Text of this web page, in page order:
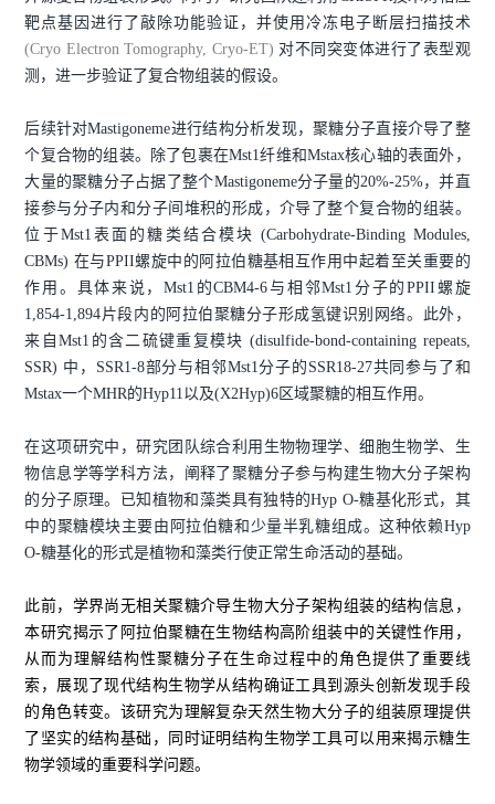
靶点基因进行了敲除功能验证，并使用冷冻电子断层扫描技术
(Cryo Electron Tomography, Cryo-ET) 对不同突变体进行了表型观
测，进一步验证了复合物组装的假设。
后续针对Mastigoneme进行结构分析发现，聚糖分子直接介导了整
个复合物的组装。除了包裹在Mst1纤维和Mstax核心轴的表面外，
大量的聚糖分子占据了整个Mastigoneme分子量的20%-25%，并直
接参与分子内和分子间堆积的形成，介导了整个复合物的组装。
位于Mst1表面的糖类结合模块 (Carbohydrate-Binding Modules,
CBMs) 在与PPII螺旋中的阿拉伯糖基相互作用中起着至关重要的
作用。具体来说，Mst1的CBM4-6与相邻Mst1分子的PPII螺旋
1,854-1,894片段内的阿拉伯聚糖分子形成氢键识别网络。此外，
来自Mst1的含二硫键重复模块 (disulfide-bond-containing repeats,
SSR) 中，SSR1-8部分与相邻Mst1分子的SSR18-27共同参与了和
Mstax一个MHR的Hyp11以及(X2Hyp)6区域聚糖的相互作用。
在这项研究中，研究团队综合利用生物物理学、细胞生物学、生
物信息学等学科方法，阐释了聚糖分子参与构建生物大分子架构
的分子原理。已知植物和藻类具有独特的Hyp O-糖基化形式，其
中的聚糖模块主要由阿拉伯糖和少量半乳糖组成。这种依赖Hyp
O-糖基化的形式是植物和藻类行使正常生命活动的基础。
此前，学界尚无相关聚糖介导生物大分子架构组装的结构信息，
本研究揭示了阿拉伯聚糖在生物结构高阶组装中的关键性作用，
从而为理解结构性聚糖分子在生命过程中的角色提供了重要线
索，展现了现代结构生物学从结构确证工具到源头创新发现手段
的角色转变。该研究为理解复杂天然生物大分子的组装原理提供
了坚实的结构基础，同时证明结构生物学工具可以用来揭示糖生
物学领域的重要科学问题。